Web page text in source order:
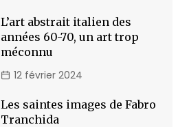
L’art abstrait italien des
années 60-70, un art trop
méconnu
12 février 2024
Les saintes images de Fabro
Tranchida